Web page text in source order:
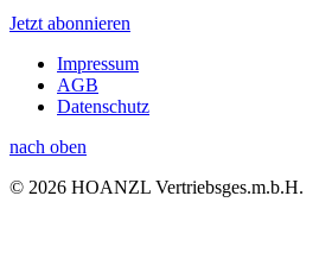
Jetzt abonnieren
Impressum
AGB
Datenschutz
nach oben
© 2026 HOANZL Vertriebsges.m.b.H.